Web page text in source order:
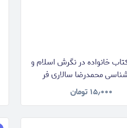
خانواده در نگرش اسلام و
محمدرضا سالاری فر
۱۵٫۰۰۰ تومان